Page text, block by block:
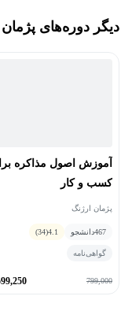
سعی در انتقال تجربه به
دیگر دوره‌های
آموزش اصول مذاکره
کسب و کار
پژمان ارژنگ
467دانشجو 4.1
(34)
گواهی‌نامه
799,000